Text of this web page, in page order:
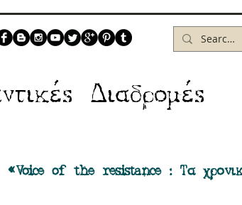
Διαδρομέs
of the resistance : Τα